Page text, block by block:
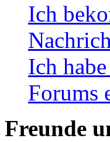
Ich
Ich
Forums
Freunde